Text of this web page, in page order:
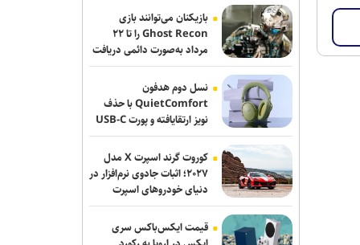
مترمکعب بدهی آبی داریم
وزیر نفت: رسانه‌ها جلوه‌های ایثار کارکنان
صنعت نفت را منعکس کردند
همتی: رسانه‌ها، رکن اعتمادآفرین در نظام
اقتصادی کشور
وزیر صمت: خبرنگاران دیده‌بان اقتصادی و
روایتگر حقیقت در جنگ رسانه‌ای هستند
۱۰ هزار کانتینر متعلق به ایرانی‌ها در بندر
کراچی ترخیص می‌شود/ تخفیف ۸۰
بازیکنان می‌توانند بازی
Ghost Recon را تا ۲۲
مرداد به‌صورت دائمی دریافت
کنند
نسل دوم هدفون
QuietComfort با حذف
نویز ارتقایافته و پورت USB-C
عرضه شد
کوروت گرند اسپرت X مدل
۲۰۲۷؛ اثبات جادوی نرم‌افزار در
دنیای خودروهای اسپرت
قیمت ایکس‌باکس سری